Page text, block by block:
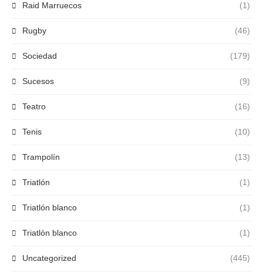
Raid Marruecos (1)
Rugby (46)
Sociedad (179)
Sucesos (9)
Teatro (16)
Tenis (10)
Trampolín (13)
Triatlón (1)
Triatlón blanco (1)
Triatlón blanco (1)
Uncategorized (445)